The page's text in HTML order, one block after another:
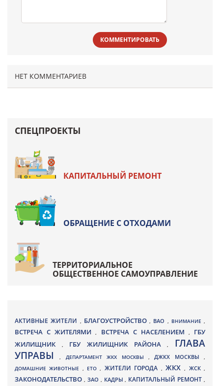
КОММЕНТИРОВАТЬ
НЕТ КОММЕНТАРИЕВ
СПЕЦПРОЕКТЫ
КАПИТАЛЬНЫЙ РЕМОНТ
ОБРАЩЕНИЕ С ОТХОДАМИ
ТЕРРИТОРИАЛЬНОЕ
ОБЩЕСТВЕННОЕ САМОУПРАВЛЕНИЕ
АКТИВНЫЕ ЖИТЕЛИ , БЛАГОУСТРОЙСТВО , ВАО , ВНИМАНИЕ ,
ВСТРЕЧА С ЖИТЕЛЯМИ, ВСТРЕЧА С НАСЕЛЕНИЕМ , ГБУ
ЖИЛИЩНИК
, ГБУ ЖИЛИЩНИК РАЙОНА, ГЛАВА
УПРАВЫ, ДЕПАРТАМЕНТ ЖКХ МОСКВЫ ,ДЖКХ МОСКВЫ ,
ДОМАШНИЕ ЖИВОТНЫЕ , ЕТО, ЖИТЕЛИ ГОРОДА , ЖКХ, ЖСК,
ЗАКОНОДАТЕЛЬСТВО , ЗАО , КАДРЫ, КАПИТАЛЬНЫЙ РЕМОНТ ,